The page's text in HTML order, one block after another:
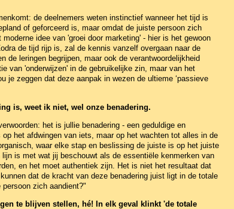
de deelnemers weten instinctief wanneer het tijd is
of geforceerd is, maar omdat de juiste persoon zich
idee van 'groei door marketing' - hier is het gewoon
de tijd rijp is, zal de kennis vanzelf overgaan naar de
de leringen begrijpen, maar ook de verantwoordelijkheid
van 'onderwijzen' in de gebruikelijke zin, maar van het
je zeggen dat deze aanpak in wezen de ultieme ‘passieve
is, weet ik niet, wel onze benadering.
het is jullie benadering - een geduldige en
het afdwingen van iets, maar op het wachten tot alles in de
waar elke stap en beslissing de juiste is op het juiste
is met wat jij beschouwt als de essentiële kenmerken van
en het moet authentiek zijn. Het is niet het resultaat dat
dat de kracht van deze benadering juist ligt in de totale
zich aandient?"
te blijven stellen, hé! In elk geval klinkt 'de totale